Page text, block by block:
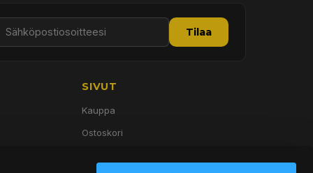
Tilaa
SIVUT
Kauppa
Ostoskori